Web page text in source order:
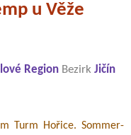
u Věže
Region Bezirk Jičín
Turm Hořice. Sommer-